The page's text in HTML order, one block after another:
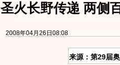
圣火长野传递 两侧
2008年04月26日08:08
来源：第29届